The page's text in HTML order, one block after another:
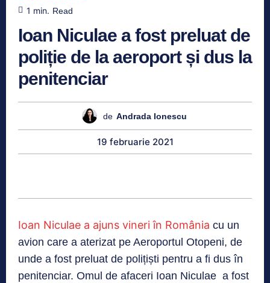
1 min. Read
Ioan Niculae a fost preluat de
poliție de la aeroport și dus la
penitenciar
de Andrada Ionescu
19 februarie 2021
Ioan Niculae a ajuns vineri în România cu un
avion care a aterizat pe Aeroportul Otopeni, de
unde a fost preluat de polițiști pentru a fi dus în
penitenciar. Omul de afaceri Ioan Niculae a fost